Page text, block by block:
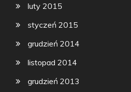
luty 2015
styczeń 2015
grudzień 2014
listopad 2014
grudzień 2013